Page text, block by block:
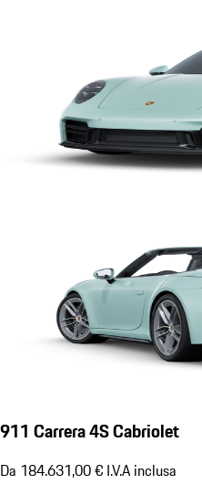
911 Carrera 4S Cabriolet
Da 184.631,00 € I.V.A inclusa